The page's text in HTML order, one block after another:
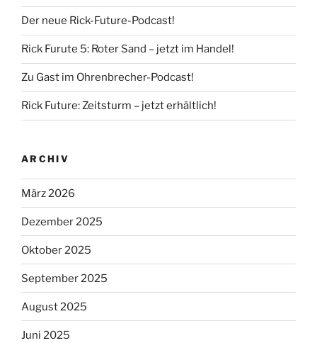
Der neue Rick-Future-Podcast!
Rick Furute 5: Roter Sand – jetzt im Handel!
Zu Gast im Ohrenbrecher-Podcast!
Rick Future: Zeitsturm – jetzt erhältlich!
ARCHIV
März 2026
Dezember 2025
Oktober 2025
September 2025
August 2025
Juni 2025